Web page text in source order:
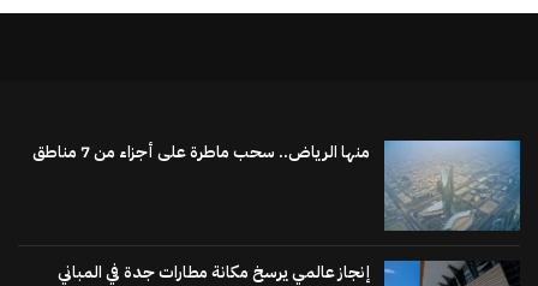
منها الرياض.. سحب ماطرة على أجزاء من 7 مناطق
إنجاز عالمي يرسخ مكانة مطارات جدة في المباني